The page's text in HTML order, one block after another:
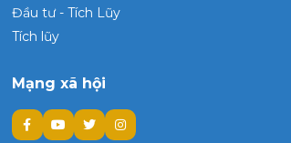
Đầu tư - Tích Lũy
Tích lũy
Mạng xã hội